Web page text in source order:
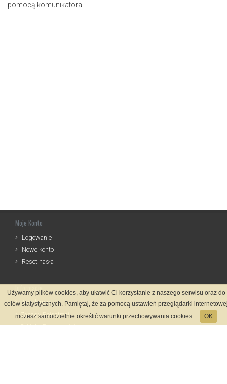
pomocą komunikatora.
Moje Konto
Logowanie
Nowe konto
Reset hasła
Informacje
Regulamin
Zasady Rejestracji
Polityka Prywatności
Używamy plików cookies, aby ułatwić Ci korzystanie z naszego serwisu oraz do
celów statystycznych. Pamiętaj, że za pomocą ustawień przeglądarki
możesz samodzielnie określić warunki przechowywania cookies.
OK